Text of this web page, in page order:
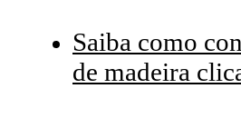
Saiba como
de madeira